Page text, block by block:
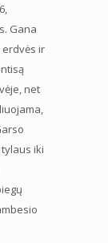
Gana
ir
net
iki